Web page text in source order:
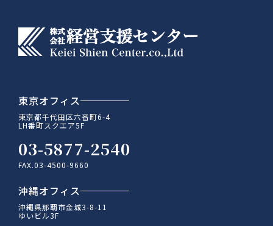
東京オフィス
東京都千代田区六番町6-4
LH番町スクエア5F
03-5877-2540
FAX.03-4500-9660
沖縄オフィス
沖縄県那覇市金城3-8-11
ゆいビル3F